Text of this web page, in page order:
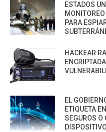
ESTADOS
PARA
HACKEAR
EL
ETIQUETA
SEGUROS O